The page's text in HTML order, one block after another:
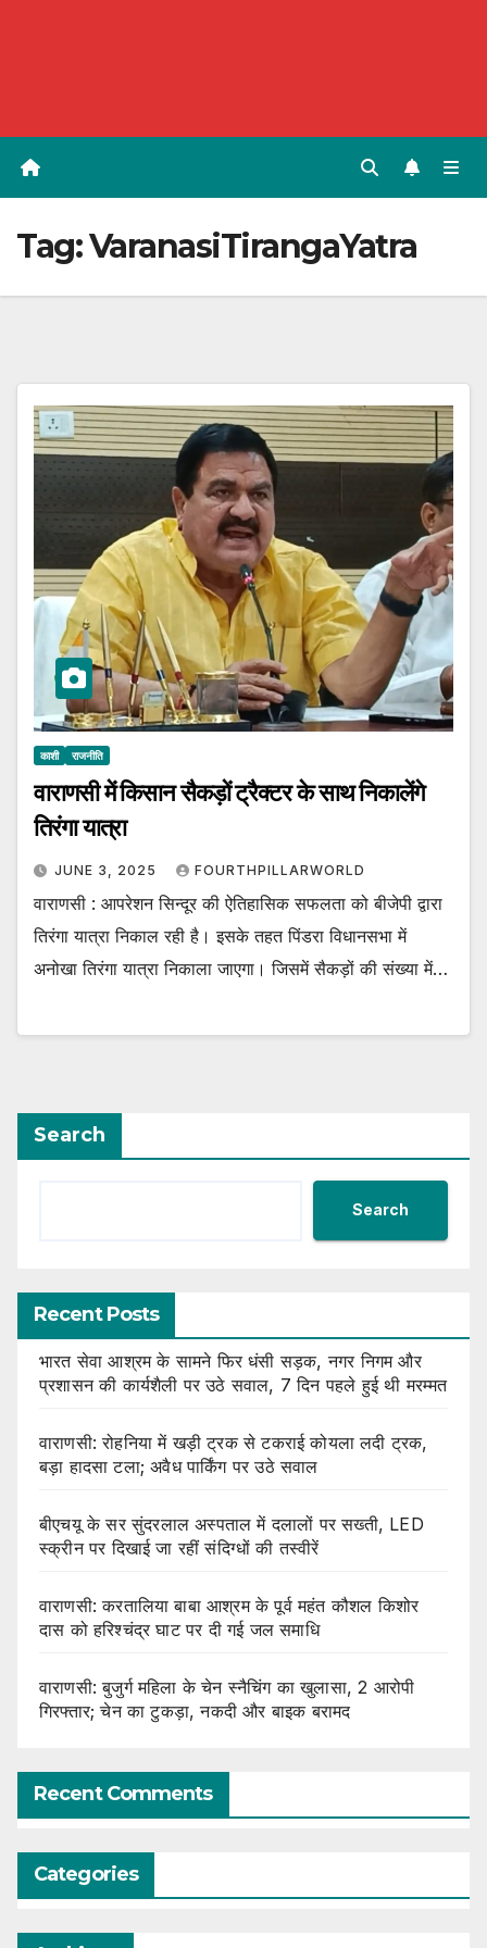
Tag:VaranasiTirangaYatra
काशी राजनीति
वाराणसी में किसान सैकड़ों ट्रैक्टर के साथ निकालेंगे
तिरंगा यात्रा
JUNE 3, 2025 FOURTHPILLARWORLD
वाराणसी : आपरेशन सिन्दूर की ऐतिहासिक सफलता को बीजेपी द्वारा
तिरंगा यात्रा निकाल रही है। इसके तहत पिंडरा विधानसभा में
अनोखा तिरंगा यात्रा निकाला जाएगा। जिसमें सैकड़ों की संख्या में…
Search
Search
Recent Posts
भारत सेवा आश्रम के सामने फिर धंसी सड़क, नगर निगम और
प्रशासन की कार्यशैली पर उठे सवाल, 7 दिन पहले हुई थी मरम्मत
वाराणसी: रोहनिया में खड़ी ट्रक से टकराई कोयला लदी ट्रक,
बड़ा हादसा टला; अवैध पार्किंग पर उठे सवाल
बीएचयू के सर सुंदरलाल अस्पताल में दलालों पर सख्ती, LED
स्क्रीन पर दिखाई जा रहीं संदिग्धों की तस्वीरें
वाराणसी: करतालिया बाबा आश्रम के पूर्व महंत कौशल किशोर
दास को हरिश्चंद्र घाट पर दी गई जल समाधि
वाराणसी: बुजुर्ग महिला के चेन स्नैचिंग का खुलासा, 2 आरोपी
गिरफ्तार; चेन का टुकड़ा, नकदी और बाइक बरामद
Recent Comments
Categories